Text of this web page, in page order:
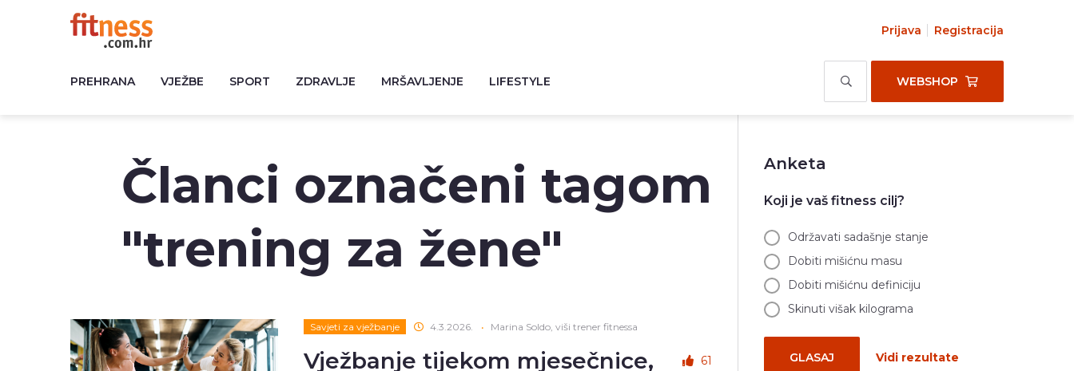
Prijava Registracija
PREHRANA VJEŽBE SPORT ZDRAVLJE MRŠAVLJENJE LIFESTYLE WEBSHOP
Članci označeni tagom
"trening za žene"
Savjeti za vježbanje 4.3.2026. • Marina Soldo, viši trener fitnessa
Vježbanje tijekom mjesečnice,
61
Anketa
Koji je vaš fitness cilj?
Održavati sadašnje stanje
Dobiti mišićnu masu
Dobiti mišićnu definiciju
Skinuti višak kilograma
GLASAJ Vidi rezultate